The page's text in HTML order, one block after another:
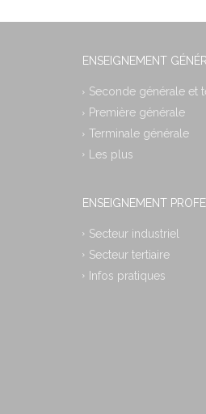
ENSEIGNEMENT
Seconde générale et
Première générale
Terminale générale
Les plus
ENSEIGNEMENT
Secteur industriel
Secteur tertiaire
Infos pratiques